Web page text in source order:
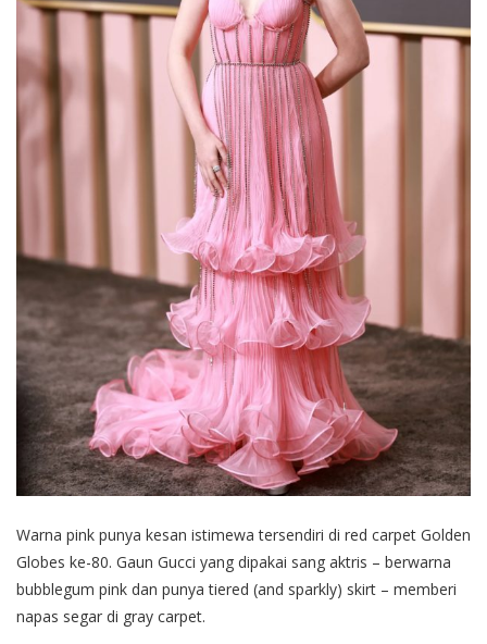
Warna pink punya kesan istimewa tersendiri di red carpet Golden
Globes ke-80. Gaun Gucci yang dipakai sang aktris – berwarna
bubblegum pink dan punya tiered (and sparkly) skirt – memberi
napas segar di gray carpet.